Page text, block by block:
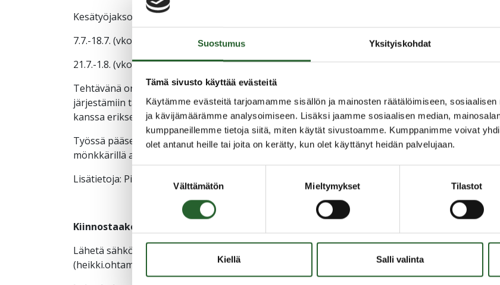
Suostumus Yksityiskohdat
Tämä sivusto käyttää evästeitä
Käytämme evästeitä tarjoamamme sisällön ja mainosten räätälöimiseen,
ja kävijämäärämme analysoimiseen. Lisäksi jaamme sosiaalisen median,
kumppaneillemme tietoja siitä, miten käytät sivustoamme. Kumppanimme voivat
olet antanut heille tai joita on kerätty, kun olet käyttänyt heidän palvelujaan.
Välttämätön Mieltymykset Tilastot
Kiellä Salli valinta
Kesätyöjaksot:
7.7.-18.7. (vko 28-29)
21.7.-1.8. (vko 30-31)
Tehtävänä on kunnan matkailuinfon fyysisen tietojen digitalisointia, sisällöntuotantoa, kunnan
järjestämiin tapahtumiin osallistuminen, sosiaalisen median päivityksiä sekä muita työnantajan
kanssa erikseen sovittavia työtehtäviä.
Työssä pääset samalla testaamaan matkailutuotteita, kuten mastopyöräilyä, sup-lautaa,
mönkkärillä ajoa, melontaa jne.
Lisätietoja: Piia Leinonen p. 040 556 3281
Kiinnostaako kesätyö näissä hommissa?
Lähetä sähköpostia viimeistään pe 16.5.2025 Kiinteistöhuollosta Heikki Ohtamaalle
(heikki.ohtamaa@puolanka.fi) ja Matkailusta Piia Leinoselle (piia.leinonen@puolanka.fi)